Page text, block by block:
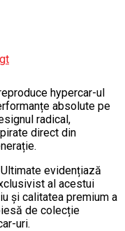
hypercar-ul
absolute pe
radical,
direct din
evidențiază
al acestui
și calitatea premium a
de colecție
uri.